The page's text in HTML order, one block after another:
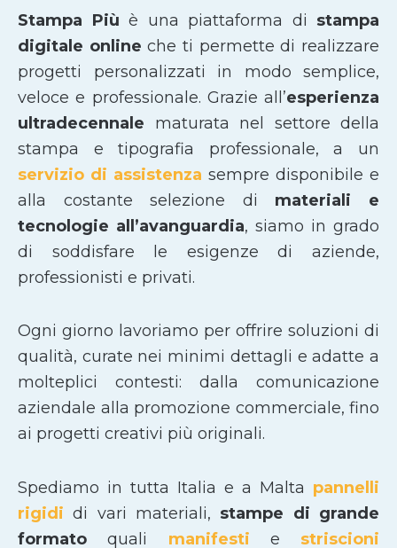
Stampa Più è una piattaforma di stampa
digitale online che ti permette di realizzare
progetti personalizzati in modo semplice,
veloce e professionale. Grazie all’esperienza
ultradecennale maturata nel settore della
stampa e tipografia professionale, a un
servizio di assistenza sempre disponibile e
alla costante selezione di materiali e
tecnologie all’avanguardia, siamo in grado
di soddisfare le esigenze di aziende,
professionisti e privati.
Ogni giorno lavoriamo per offrire soluzioni di
qualità, curate nei minimi dettagli e adatte a
molteplici contesti: dalla comunicazione
aziendale alla promozione commerciale, fino
ai progetti creativi più originali.
Spediamo in tutta Italia e a Malta pannelli
rigididi vari materiali, stampe di grande
formatoquali manifesti e striscioni